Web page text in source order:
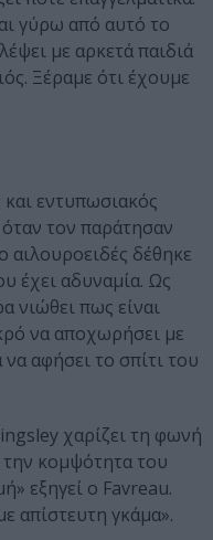
γύρω από αυτό το
με αρκετά παιδιά
Ξέραμε ότι έχουμε
εντυπωσιακός
τον παράτησαν
δέθηκε
έχει αδυναμία. Ως
νιώθει πως είναι
να αποχωρήσει με
αφήσει το σπίτι του
χαρίζει τη φωνή
κομψότητα του
εξηγεί ο Favreau.
απίστευτη γκάμα».